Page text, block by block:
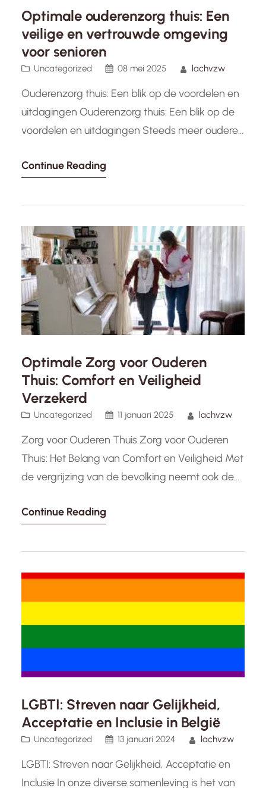
Optimale ouderenzorg thuis: Een
veilige en vertrouwde omgeving
voor senioren
Uncategorized 08 mei 2025 lachvzw
Ouderenzorg thuis: Een blik op de voordelen en
uitdagingen Ouderenzorg thuis: Een blik op de
voordelen en uitdagingen Steeds meer ouderen
blijven wonen in plaats van naar een
geleid tot een groeiende behoefte aan
zorgverleners en mantelzorgers…
Continue Reading
Optimale Zorg voor Ouderen
Thuis: Comfort en Veiligheid
Verzekerd
Uncategorized 11 januari 2025 lachvzw
Zorg voor Ouderen Thuis Zorg voor Ouderen
Thuis: Het Belang van Comfort en Veiligheid Met
de vergrijzing van de bevolking neemt ook de
Steeds meer ouderen kiezen ervoor om zo lang
wonen, omringd door hun herinneringen en
Continue Reading
LGBTI: Streven naar Gelijkheid,
Acceptatie en Inclusie in België
Uncategorized 13 januari 2024 lachvzw
LGBTI: Streven naar Gelijkheid, Acceptatie en
Inclusie In onze diverse samenleving is het van